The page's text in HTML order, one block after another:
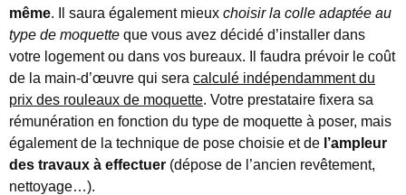
même. Il saura également mieux choisir la colle adaptée au
type de moquette que vous avez décidé d’installer dans
votre logement ou dans vos bureaux. Il faudra prévoir le coût
de la main-d’œuvre qui sera calculé indépendamment du
prix des rouleaux de moquette. Votre prestataire fixera sa
rémunération en fonction du type de moquette à poser, mais
également de la technique de pose choisie et de l’ampleur
des travaux à effectuer (dépose de l’ancien revêtement,
nettoyage…).